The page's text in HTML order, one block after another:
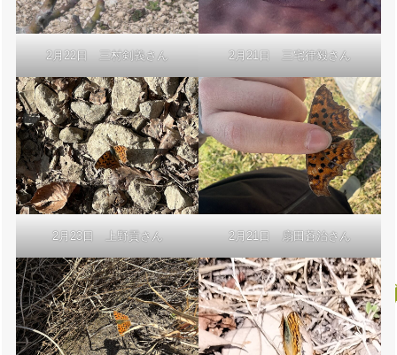
2月22日 三村剣義さん 2月21日 三宅律毅さん
2月23日 上野貢さん 2月21日 扇田蒼治さん